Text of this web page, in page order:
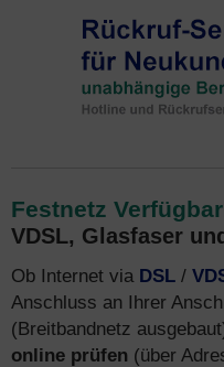
Festnetz
VDSL, Glasfaser
Ob Internet via DSL /
Anschluss an Ihrer
(Breitbandnetz
online prüfen (über